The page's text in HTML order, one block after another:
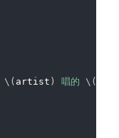
\( artist ) 唱的 \(